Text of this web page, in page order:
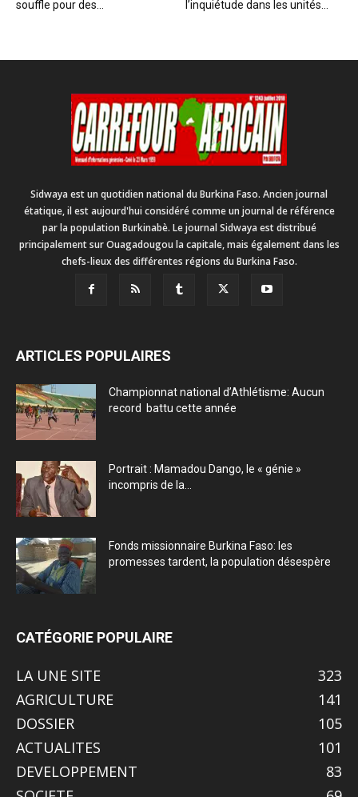
souffle pour des...
l’inquiétude dans les unités...
Sidwaya est un quotidien national du Burkina Faso. Ancien journal
étatique, il est aujourd'hui considéré comme un journal de référence
par la population Burkinabè. Le journal Sidwaya est distribué
principalement sur Ouagadougou la capitale, mais également dans les
chefs-lieux des différentes régions du Burkina Faso.
ARTICLES POPULAIRES
Championnat national d’Athlétisme: Aucun
record battu cette année
Portrait : Mamadou Dango, le « génie »
incompris de la...
Fonds missionnaire Burkina Faso: les
promesses tardent, la population désespère
CATÉGORIE POPULAIRE
LA UNE SITE
323
AGRICULTURE
141
DOSSIER
105
ACTUALITES
101
DEVELOPPEMENT
83